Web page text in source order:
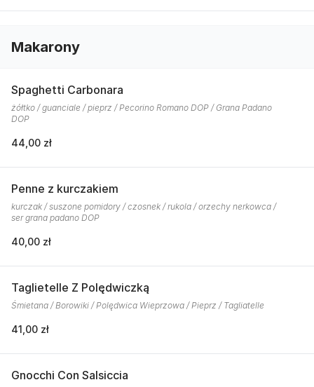
Makarony
Spaghetti Carbonara
żółtko / guanciale / pieprz / Pecorino Romano DOP / Grana Padano
DOP
44,00 zł
Penne z kurczakiem
kurczak / suszone pomidory / czosnek / rukola / orzechy nerkowca /
ser grana padano DOP
40,00 zł
Taglietelle Z Polędwiczką
Śmietana / Borowiki / Polędwica Wieprzowa / Pieprz / Tagliatelle
41,00 zł
Gnocchi Con Salsiccia